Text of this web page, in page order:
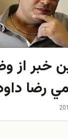
خبر از
رضا